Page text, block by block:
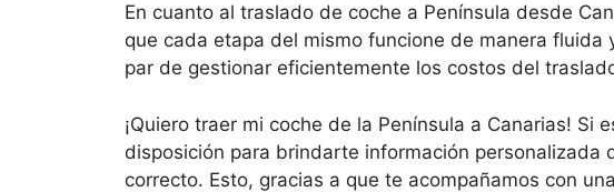
En cuanto al traslado de coche a Península desde
que cada etapa del mismo funcione de manera
par de gestionar eficientemente los costos del
¡Quiero traer mi coche de la Península a Canarias!
disposición para brindarte información
correcto. Esto, gracias a que te acompañamos con